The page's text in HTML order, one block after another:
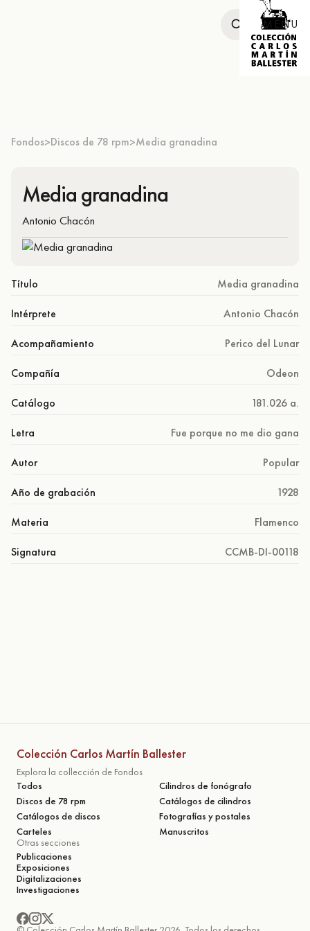
MENU
Fondos>Discos de 78 rpm>Media granadina
Media granadina
Antonio Chacón
Título Media granadina
Intérprete Antonio Chacón
Acompañamiento Perico del Lunar
Compañía Odeon
Catálogo 181.026 a.
Letra Fue porque no me dio gana
Autor Popular
Año de grabación 1928
Materia Flamenco
Signatura CCMB-DI-00118
Colección Carlos Martín Ballester
Explora la collección de Fondos
Todos
Cilindros de fonógrafo
Discos de 78 rpm
Catálogos de cilindros
Catálogos de discos
Fotografías y postales
Carteles
Manuscritos
Otras secciones
Publicaciones
Exposiciones
Digitalizaciones
Investigaciones